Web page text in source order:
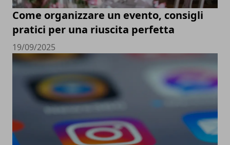
Come organizzare un evento, consigli
pratici per una riuscita perfetta
19/09/2025